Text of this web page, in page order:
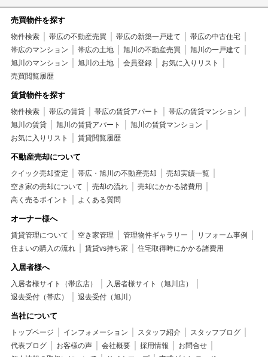
売買物件を探す
物件検索 帯広の不動産売買 帯広の新築一戸建て
帯広の中古住宅
帯広のマンション
帯広の土地 旭川の不動産売買
旭川の一戸建て
旭川のマンション
旭川の土地 会員登録
お気に入りリスト
売買閲覧履歴
賃貸物件を探す
物件検索 帯広の賃貸 帯広の賃貸アパート
帯広の賃貸マンション
旭川の賃貸
旭川の賃貸アパート
旭川の賃貸マンション
お気に入りリスト
賃貸閲覧履歴
不動産売却について
クイック売却査定 帯広・旭川の不動産売却
売却実績一覧
空き家の売却について
売却の流れ
売却にかかる諸費用
高く売るポイント
よくある質問
オーナー様へ
賃貸管理について 空き家管理 管理物件ギャラリー
リフォーム事例
住まいの購入の流れ
賃貸vs持ち家 住宅取得時にかかる諸費用
入居者様へ
入居者様サイト（帯広店）
入居者様サイト（旭川店）
退去受付（帯広）
退去受付（旭川）
当社について
トップページ インフォメーション スタッフ紹介
スタッフブログ
代表ブログ
お客様の声 会社概要 採用情報
お問合せ